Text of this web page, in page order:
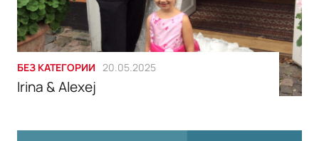
БЕЗ КАТЕГОРИИ 20.05.2025
Irina & Alexej